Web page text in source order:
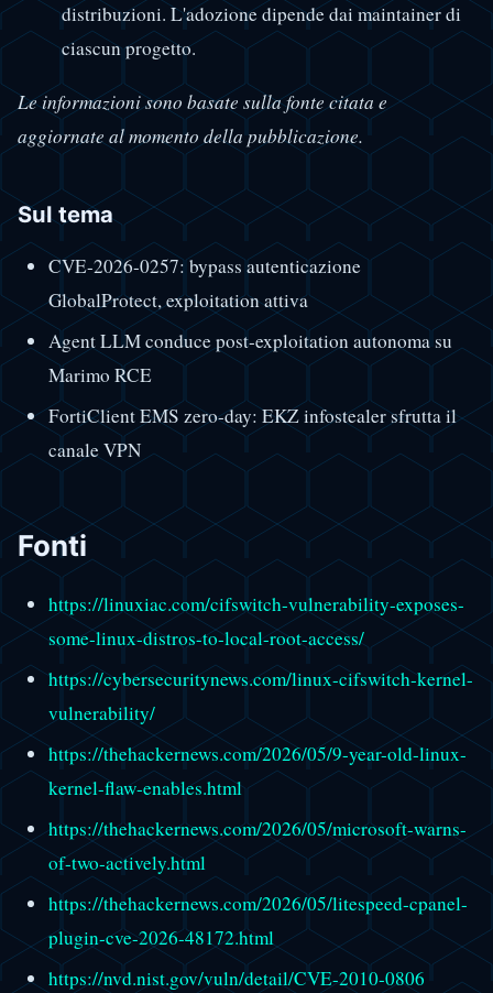
distribuzioni. L'adozione dipende dai maintainer di
ciascun progetto.
Le informazioni sono basate sulla fonte citata e
aggiornate al momento della pubblicazione.
Sul tema
CVE-2026-0257: bypass autenticazione
GlobalProtect, exploitation attiva
Agent LLM conduce post-exploitation autonoma su
Marimo RCE
FortiClient EMS zero-day: EKZ infostealer sfrutta il
canale VPN
Fonti
https://linuxiac.com/cifswitch-vulnerability-exposes-
some-linux-distros-to-local-root-access/
https://cybersecuritynews.com/linux-cifswitch-kernel-
vulnerability/
https://thehackernews.com/2026/05/9-year-old-linux-
kernel-flaw-enables.html
https://thehackernews.com/2026/05/microsoft-warns-
of-two-actively.html
https://thehackernews.com/2026/05/litespeed-cpanel-
plugin-cve-2026-48172.html
https://nvd.nist.gov/vuln/detail/CVE-2010-0806